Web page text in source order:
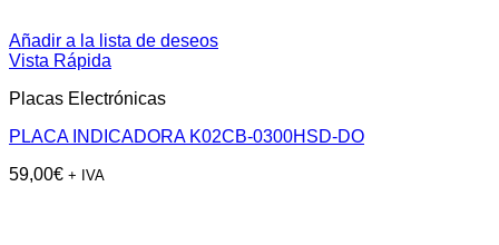
Añadir a la lista de deseos
Vista Rápida
Placas Electrónicas
PLACA INDICADORA K02CB-0300HSD-DO
59,00€ + IVA